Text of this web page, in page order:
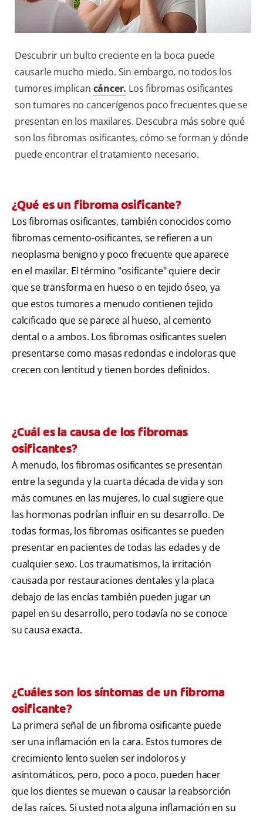
Descubrir un bulto creciente en la boca puede
causarle mucho miedo. Sin embargo, no todos los
tumores implican cáncer. Los fibromas osificantes
son tumores no cancerígenos poco frecuentes que se
presentan en los maxilares. Descubra más sobre qué
son los fibromas osificantes, cómo se forman y dónde
puede encontrar el tratamiento necesario.
¿Qué es un fibroma osificante?
Los fibromas osificantes, también conocidos como
fibromas cemento-osificantes, se refieren a un
neoplasma benigno y poco frecuente que aparece
en el maxilar. El término "osificante" quiere decir
que se transforma en hueso o en tejido óseo, ya
que estos tumores a menudo contienen tejido
calcificado que se parece al hueso, al cemento
dental o a ambos. Los fibromas osificantes suelen
presentarse como masas redondas e indoloras que
crecen con lentitud y tienen bordes definidos.
¿Cuál es la causa de los fibromas
osificantes?
A menudo, los fibromas osificantes se presentan
entre la segunda y la cuarta década de vida y son
más comunes en las mujeres, lo cual sugiere que
las hormonas podrían influir en su desarrollo. De
todas formas, los fibromas osificantes se pueden
presentar en pacientes de todas las edades y de
cualquier sexo. Los traumatismos, la irritación
causada por restauraciones dentales y la placa
debajo de las encías también pueden jugar un
papel en su desarrollo, pero todavía no se conoce
su causa exacta.
¿Cuáles son los síntomas de un fibroma
osificante?
La primera señal de un fibroma osificante puede
ser una inflamación en la cara. Estos tumores de
crecimiento lento suelen ser indoloros y
asintomáticos, pero, poco a poco, pueden hacer
que los dientes se muevan o causar la reabsorción
de las raíces. Si usted nota alguna inflamación en su